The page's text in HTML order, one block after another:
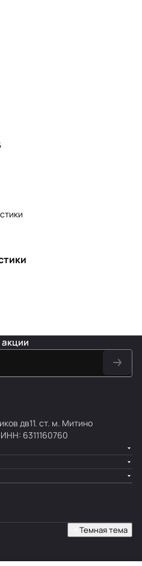
акции
дв11. ст. м. Митино
6311160760
Темная тема